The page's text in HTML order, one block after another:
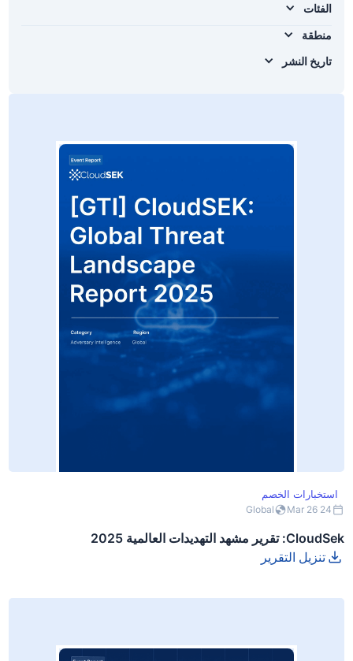
الفئات
منطقة
تاريخ النشر
استخبارات الخصم
24 Mar 26
Global
CloudSek: تقرير مشهد التهديدات العالمية 2025
تنزيل التقرير